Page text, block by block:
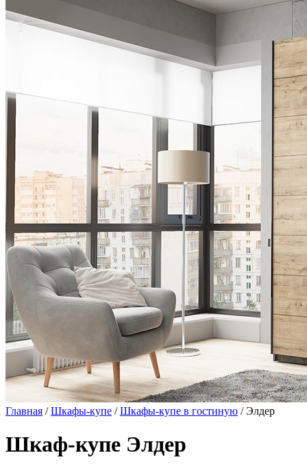
Главная /Шкафы-купе /Шкафы-купе в гостиную / Элдер
Шкаф-купе Элдер